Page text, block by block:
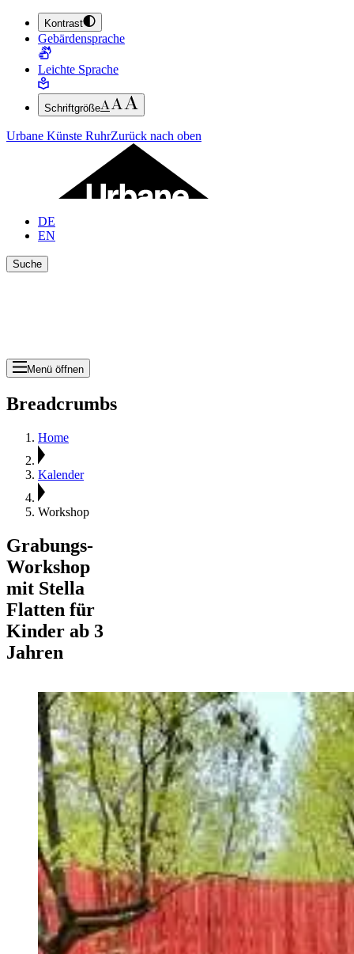
ZUM HAUPTINHALT SPRINGEN (ENTER DRÜCKEN)
ZUM FUSSBEREICH SPRINGEN (ENTER DRÜCKEN)
Kontrast
Gebärdensprache
Leichte Sprache
Schriftgröße
Urbane Künste RuhrZurück nach oben
DE
EN
Suche
Menü öffnen
Breadcrumbs
Home
Kalender
Workshop
Grabungs-
Workshop
mit Stella
Flatten für
Kinder ab 3
Jahren